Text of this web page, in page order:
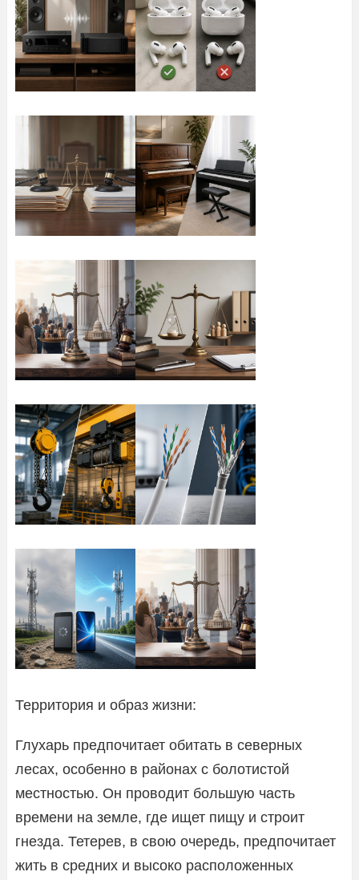
Территория и образ жизни:
Глухарь предпочитает обитать в северных
лесах, особенно в районах с болотистой
местностью. Он проводит большую часть
времени на земле, где ищет пищу и строит
гнезда. Тетерев, в свою очередь, предпочитает
жить в средних и высоко расположенных